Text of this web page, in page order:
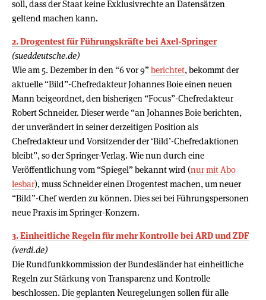
soll, dass der Staat keine Exklusivrechte an Datensätzen
geltend machen kann.
2. Drogentest für Führungskräfte bei Axel-Springer
(sueddeutsche.de)
Wie am 5. Dezember in den “6 vor 9”berichtet, bekommt der
aktuelle “Bild”-Chefredakteur Johannes Boie einen neuen
Mann beigeordnet, den bisherigen “Focus”-Chefredakteur
Robert Schneider. Dieser werde “an Johannes Boie berichten,
der unverändert in seiner derzeitigen Position als
Chefredakteur und Vorsitzender der ‘Bild’-Chefredaktionen
bleibt”, so der Springer-Verlag. Wie nun durch eine
Veröffentlichung vom “Spiegel” bekannt wird (nur mit Abo
lesbar), muss Schneider einen Drogentest machen, um neuer
“Bild”-Chef werden zu können. Dies sei bei Führungspersonen
neue Praxis im Springer-Konzern.
3. Einheitliche Regeln für mehr Kontrolle bei ARD und ZDF
(verdi.de)
Die Rundfunkkommission der Bundesländer hat einheitliche
Regeln zur Stärkung von Transparenz und Kontrolle
beschlossen. Die geplanten Neuregelungen sollen für alle